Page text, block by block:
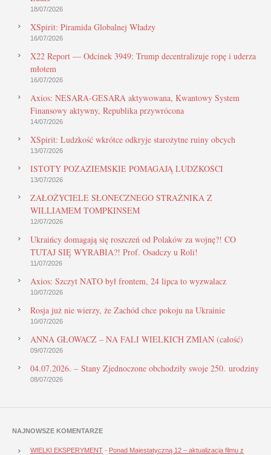
18/07/2026
XSpirit: Piramida Globalnej Władzy
16/07/2026
X22 Report — Odcinek 3949: Trump decentralizuje ropę i uderza
młotem
16/07/2026
Axios: NESARA-GESARA aktywowana, Kwantowy System
Finansowy aktywny, Republika przywrócona
14/07/2026
XSpirit: Ludzkość wkrótce odkryje starożytne ruiny obcych
13/07/2026
ISTOTY POZAZIEMSKIE POMAGAJĄ LUDZKOŚCI
13/07/2026
ZAŁOŻYCIELE SŁONECZNEGO STRAŻNIKA Z
WILLIAMEM TOMPKINSEM
12/07/2026
Ukraińcy domagają się roszczeń od Polaków za wojnę?! CO
TUTAJ SIĘ WYRABIA?! Prof. Osadczy u Roli!
11/07/2026
Axios: Szczyt NATO był frontem, 24 lipca to wyzwalacz
10/07/2026
Rosja już nie wierzy, że Zachód chce pokoju na Ukrainie
10/07/2026
ANNA GŁOWACZ – NA FALI WIELKICH ZMIAN (całość)
09/07/2026
04.07.2026. – Stany Zjednoczone obchodziły swoje 250. urodziny
08/07/2026
NAJNOWSZE KOMENTARZE
WIELKI EKSPERYMENT - Ponad Majestatyczną 12 – aktualizacja filmu z